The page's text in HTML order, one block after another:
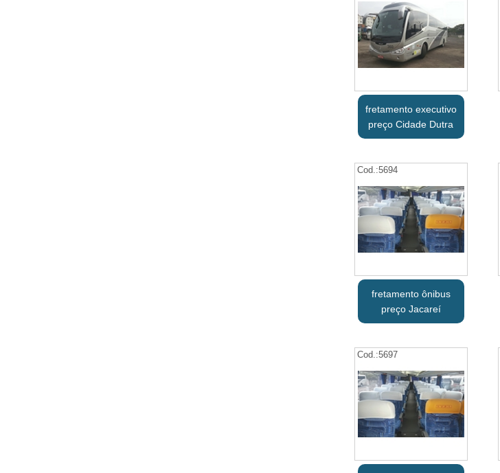
fretamento executivo
preço Cidade Dutra
Cod.:5694
fretamento ônibus
preço Jacareí
Cod.:5697